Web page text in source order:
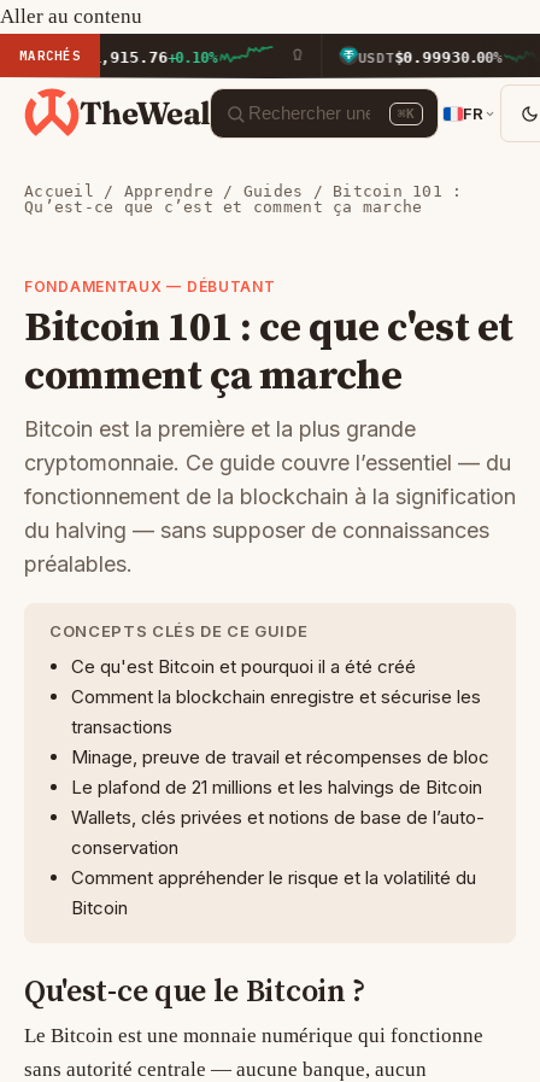
Aller au contenu
MARCHÉS
ETH$1,915.76+0.10% USDT$0.99930.00%
TheWeal ⌘K FR
Accueil / Apprendre / Guides / Bitcoin 101 :
Qu’est-ce que c’est et comment ça marche
FONDAMENTAUX — DÉBUTANT
Bitcoin 101 : ce que c'est et
comment ça marche
Bitcoin est la première et la plus grande
cryptomonnaie. Ce guide couvre l’essentiel — du
fonctionnement de la blockchain à la signification
du halving — sans supposer de connaissances
préalables.
CONCEPTS CLÉS DE CE GUIDE
Ce qu'est Bitcoin et pourquoi il a été créé
Comment la blockchain enregistre et sécurise les
transactions
Minage, preuve de travail et récompenses de bloc
Le plafond de 21 millions et les halvings de Bitcoin
Wallets, clés privées et notions de base de l’auto-
conservation
Comment appréhender le risque et la volatilité du
Bitcoin
Qu'est-ce que le Bitcoin ?
Le Bitcoin est une monnaie numérique qui fonctionne
sans autorité centrale — aucune banque, aucun